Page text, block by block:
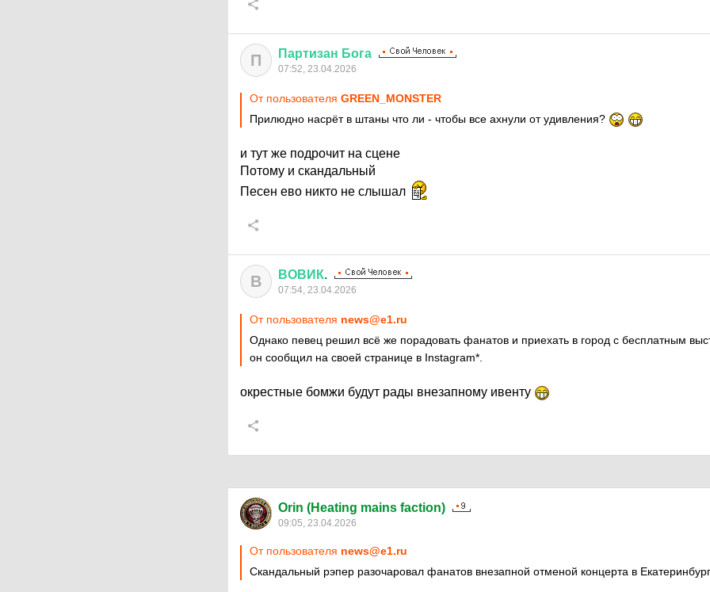
П Партизан Бога
07:52, 23.04.2026
От пользователя GREEN_MONSTER
Прилюдно насрёт в штаны что ли - чтобы все ахнули от удивления?
и тут же подрочит на сцене
Потому и скандальный
Песен ево никто не слышал
В ВОВИК.
07:54, 23.04.2026
От пользователя news@e1.ru
Однако певец решил всё же порадовать фанатов и приехать в город с бесплатным
он сообщил на своей странице в Instagram*.
окрестные бомжи будут рады внезапному ивенту
Orin (Heating mains faction)
09:05, 23.04.2026
От пользователя news@e1.ru
Скандальный рэпер разочаровал фанатов внезапной отменой концерта в